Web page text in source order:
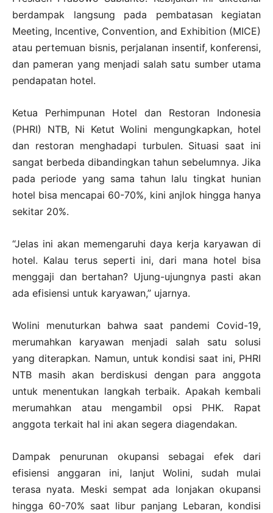
berdampak langsung pada pembatasan kegiatan
Meeting, Incentive, Convention, and Exhibition (MICE)
atau pertemuan bisnis, perjalanan insentif, konferensi,
dan pameran yang menjadi salah satu sumber utama
pendapatan hotel.
Ketua Perhimpunan Hotel dan Restoran Indonesia
(PHRI) NTB, Ni Ketut Wolini mengungkapkan, hotel
dan restoran menghadapi turbulen. Situasi saat ini
sangat berbeda dibandingkan tahun sebelumnya. Jika
pada periode yang sama tahun lalu tingkat hunian
hotel bisa mencapai 60-70%, kini anjlok hingga hanya
sekitar 20%.
“Jelas ini akan memengaruhi daya kerja karyawan di
hotel. Kalau terus seperti ini, dari mana hotel bisa
menggaji dan bertahan? Ujung-ujungnya pasti akan
ada efisiensi untuk karyawan,” ujarnya.
Wolini menuturkan bahwa saat pandemi Covid-19,
merumahkan karyawan menjadi salah satu solusi
yang diterapkan. Namun, untuk kondisi saat ini, PHRI
NTB masih akan berdiskusi dengan para anggota
untuk menentukan langkah terbaik. Apakah kembali
merumahkan atau mengambil opsi PHK. Rapat
anggota terkait hal ini akan segera diagendakan.
Dampak penurunan okupansi sebagai efek dari
efisiensi anggaran ini, lanjut Wolini, sudah mulai
terasa nyata. Meski sempat ada lonjakan okupansi
hingga 60-70% saat libur panjang Lebaran, kondisi